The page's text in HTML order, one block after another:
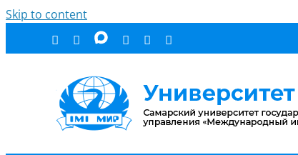
Skip to content